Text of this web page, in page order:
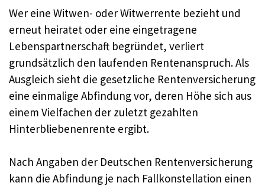
Wer eine Witwen- oder Witwerrente bezieht und
erneut heiratet oder eine eingetragene
Lebenspartnerschaft begründet, verliert
grundsätzlich den laufenden Rentenanspruch. Als
Ausgleich sieht die gesetzliche Rentenversicherung
eine einmalige Abfindung vor, deren Höhe sich aus
einem Vielfachen der zuletzt gezahlten
Hinterbliebenenrente ergibt.
Nach Angaben der Deutschen Rentenversicherung
kann die Abfindung je nach Fallkonstellation einen